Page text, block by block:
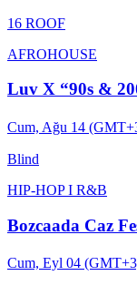
16 ROOF
AFROHOUSE
Luv X “90s
Cum, Ağu 14
Blind
HIP-HOP I R&B
Bozcaada Caz
Cum, Eyl 04